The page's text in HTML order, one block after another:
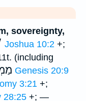
sovereignty,
Joshua 10:2 +;
(including
Genesis 20:9
3:21 +;
28:25 +; —